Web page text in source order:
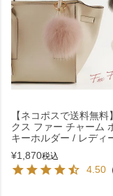
【ネコポスで送料無料
クス ファー チャーム
キーホルダー / レディ
¥1,870税込
4.50